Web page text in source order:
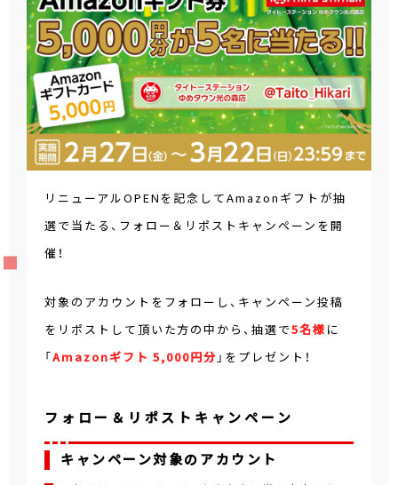
リニューアルOPENを記念してAmazonギフトが抽
選で当たる、フォロー＆リポストキャンペーンを開
催！
対象のアカウントをフォローし、キャンペーン投稿
をリポストして頂いた方の中から、抽選で5名様 に
「Amazonギフト 5,000円分 」をプレゼント！
フォロー＆リポストキャンペーン
キャンペーン対象のアカウント